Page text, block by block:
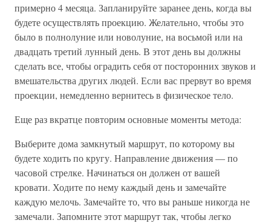
примерно 4 месяца. Запланируйте заранее день, когда вы
будете осуществлять проекцию. Желательно, чтобы это
было в полнолуние или новолуние, на восьмой или на
двадцать третий лунный день. В этот день вы должны
сделать все, чтобы оградить себя от посторонних звуков и
вмешательства других людей. Если вас прервут во время
проекции, немедленно вернитесь в физическое тело.
Еще раз вкратце повторим основные моменты метода:
Выберите дома замкнутый маршрут, по которому вы
будете ходить по кругу. Направление движения — по
часовой стрелке. Начинаться он должен от вашей
кровати. Ходите по нему каждый день и замечайте
каждую мелочь. Замечайте то, что вы раньше никогда не
замечали. Запомните этот маршрут так, чтобы легко